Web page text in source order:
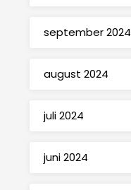
september 2024
august 2024
juli 2024
juni 2024